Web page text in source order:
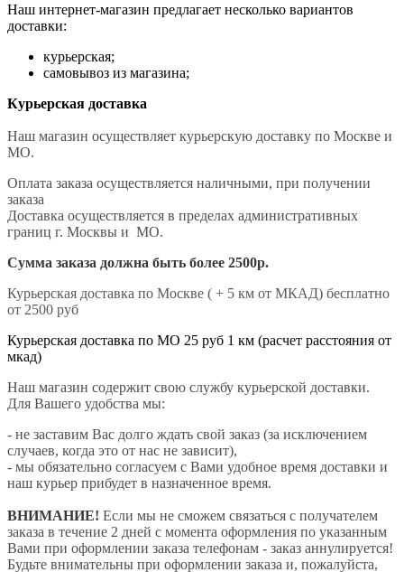
Наш интернет-магазин предлагает несколько вариантов
доставки:
курьерская;
самовывоз из магазина;
Курьерская доставка
Наш магазин осуществляет курьерскую доставку по Москве и
МО.
Оплата заказа осуществляется наличными, при получении
заказа
Доставка осуществляется в пределах административных
границ г. Москвы и МО.
Сумма заказа должна быть более 2500р.
Курьерская доставка по Москве ( + 5 км от МКАД) бесплатно
от 2500 руб
Курьерская доставка по МО 25 руб 1 км (расчет расстояния от
мкад)
Наш магазин содержит свою службу курьерской доставки.
Для Вашего удобства мы:
- не заставим Вас долго ждать свой заказ (за исключением
случаев, когда это от нас не зависит),
- мы обязательно согласуем с Вами удобное время доставки и
наш курьер прибудет в назначенное время.
ВНИМАНИЕ! Если мы не сможем связаться с получателем
заказа в течение 2 дней с момента оформления по указанным
Вами при оформлении заказа телефонам - заказ аннулируется!
Будьте внимательны при оформлении заказа и, пожалуйста,